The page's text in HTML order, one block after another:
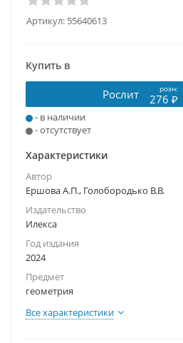
Артикул: 55640613
Купить в
Рослит розн:
276 ₽
- в наличии
- отсутствует
Характеристики
Автор
Ершова А.П., Голобородько В.В.
Издательство
Илекса
Год издания
2024
Предмет
геометрия
Все характеристики